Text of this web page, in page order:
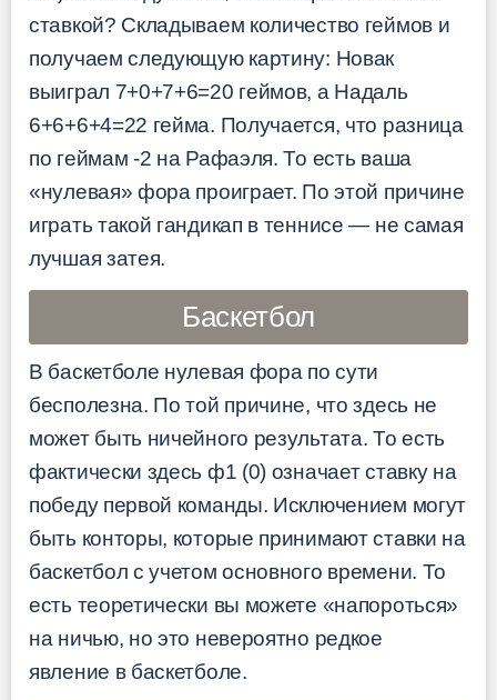
ставкой? Складываем количество геймов и
получаем следующую картину: Новак
выиграл 7+0+7+6=20 геймов, а Надаль
6+6+6+4=22 гейма. Получается, что разница
по геймам -2 на Рафаэля. То есть ваша
«нулевая» фора проиграет. По этой причине
играть такой гандикап в теннисе — не самая
лучшая затея.
Баскетбол
В баскетболе нулевая фора по сути
бесполезна. По той причине, что здесь не
может быть ничейного результата. То есть
фактически здесь ф1 (0) означает ставку на
победу первой команды. Исключением могут
быть конторы, которые принимают ставки на
баскетбол с учетом основного времени. То
есть теоретически вы можете «напороться»
на ничью, но это невероятно редкое
явление в баскетболе.